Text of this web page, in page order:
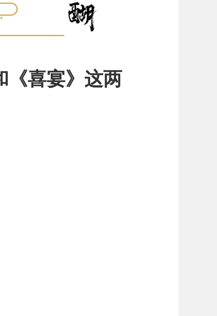
《喜宴》这两